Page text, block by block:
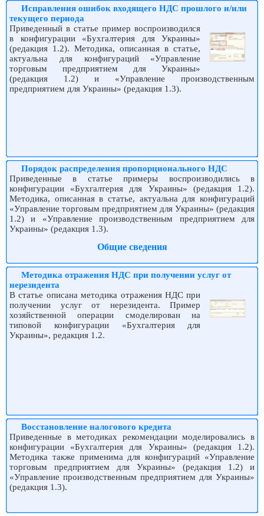
Исправления ошибок входящего НДС прошлого и/или
текущего периода
Приведенный в статье пример воспроизводился
в конфигурации «Бухгалтерия для Украины»
(редакция 1.2). Методика, описанная в статье,
актуальна для конфигураций «Управление
торговым предприятием для Украины»
(редакция 1.2) и «Управление производственным
предприятием для Украины» (редакция 1.3).
Порядок распределения пропорционального НДС
Приведенные в статье примеры воспроизводились в
конфигурации «Бухгалтерия для Украины» (редакция 1.2).
Методика, описанная в статье, актуальна для конфигураций
«Управление торговым предприятием для Украины» (редакция
1.2) и «Управление производственным предприятием для
Украины» (редакция 1.3).
Общие сведения
Методика отражения НДС при получении услуг от
нерезидента
В статье описана методика отражения НДС при
получении услуг от нерезидента. Пример
хозяйственной операции смоделирован на
типовой конфигурации «Бухгалтерия для
Украины», редакция 1.2.
Восстановление налогового кредита
Приведенные в методиках рекомендации моделировались в
конфигурации «Бухгалтерия для Украины» (редакция 1.2).
Методика также применима для конфигураций «Управление
торговым предприятием для Украины» (редакция 1.2) и
«Управление производственным предприятием для Украины»
(редакция 1.3).